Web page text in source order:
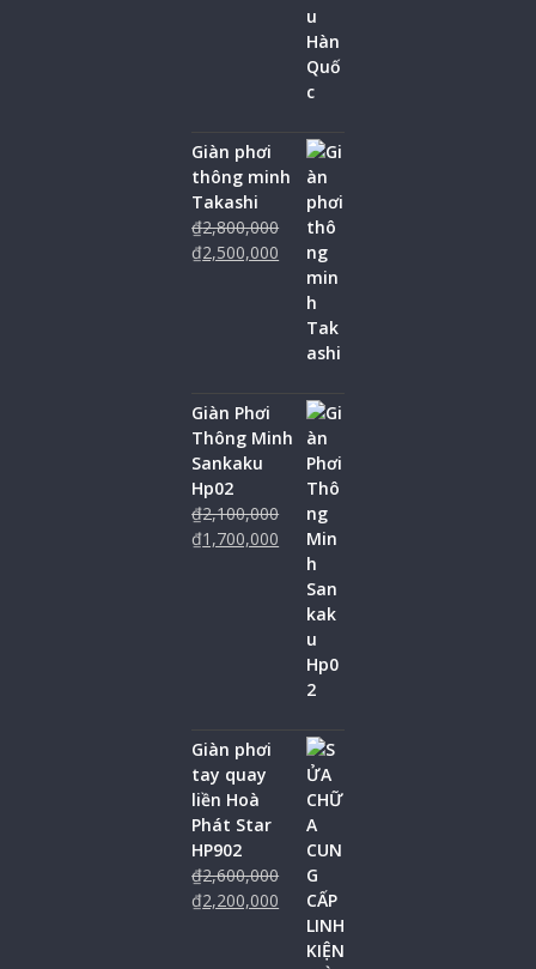
Giàn phơi
thông minh
Takashi
₫2,800,000
₫2,500,000
Giàn Phơi
Thông Minh
Sankaku
Hp02
₫2,100,000
₫1,700,000
Giàn phơi
tay quay
liền Hoà
Phát Star
HP902
₫2,600,000
₫2,200,000